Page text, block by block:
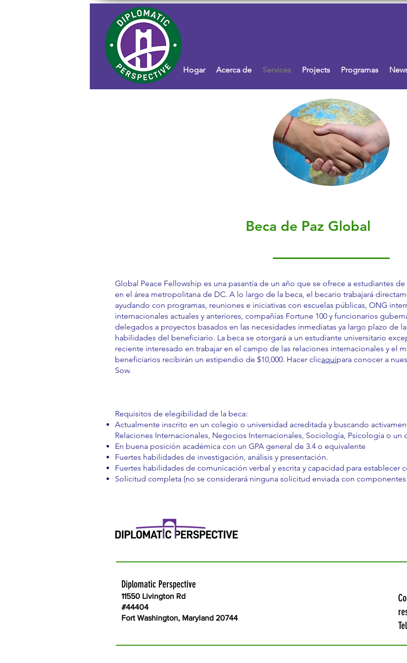
Hogar Acerca de Services Projects Programas
Beca de Paz Global
Global Peace Fellowship es una pasantía de un año que se ofrece a estudiantes
en el área metropolitana de DC. A lo largo de la beca, el becario trabajará
ayudando con programas, reuniones e iniciativas con escuelas públicas, ONG
internacionales actuales y anteriores, compañías Fortune 100 y funcionarios
delegados a proyectos basados en las necesidades inmediatas ya largo plazo de
habilidades del beneficiario. La beca se otorgará a un estudiante universitario
reciente interesado en trabajar en el campo de las relaciones internacionales y el
beneficiarios recibirán un estipendio de $10,000. Hacer clicaquípara conocer a
Sow.
Requisitos de elegibilidad de la beca:
Actualmente inscrito en un colegio o universidad acreditada y buscando
Relaciones Internacionales, Negocios Internacionales, Sociología, Psicología o un
En buena posición académica con un GPA general de 3.4 o equivalente
Fuertes habilidades de investigación, análisis y presentación.
Fuertes habilidades de comunicación verbal y escrita y capacidad para establecer
Solicitud completa (no se considerará ninguna solicitud enviada con componentes
Diplomatic Perspective
11550 Livington Rd
#44404
Fort Washington, Maryland 20744